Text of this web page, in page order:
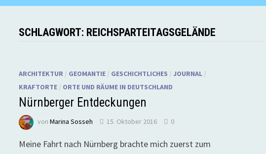
SCHLAGWORT: REICHSPARTEITAGSGELÄNDE
ARCHITEKTUR / GEOMANTIE / GESCHICHTLICHES /JOURNAL /
KRAFTORTE / ORTE UND RÄUME IN DEUTSCHLAND
Nürnberger Entdeckungen
vonMarina Sosseh 15. Oktober 2016 0
Meine Fahrt nach Nürnberg brachte mich zuerst zum